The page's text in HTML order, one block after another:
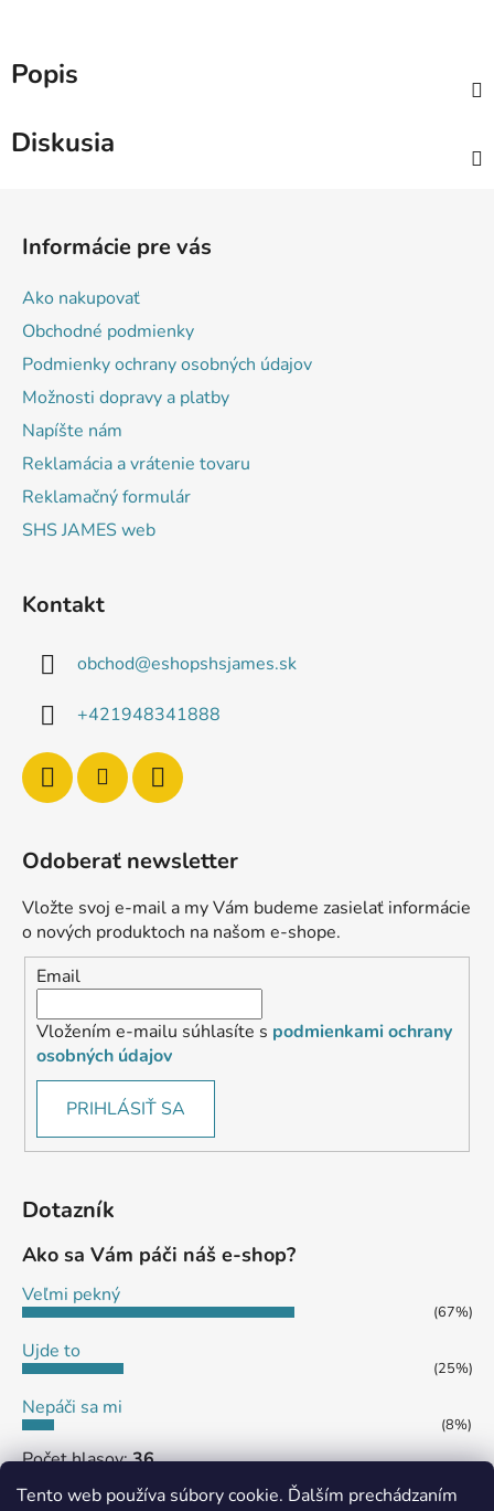
Tento web používa súbory cookie. Ďalším prechádzaním
Popis
Diskusia
Informácie pre vás
Ako nakupovať
Obchodné podmienky
Podmienky ochrany osobných údajov
Možnosti dopravy a platby
Napíšte nám
Reklamácia a vrátenie tovaru
Reklamačný formulár
SHS JAMES web
Kontakt
obchod@eshopshsjames.sk
+421948341888
Odoberať newsletter
Vložte svoj e-mail a my Vám budeme zasielať informácie
o nových produktoch na našom e-shope.
Email
Vložením e-mailu súhlasíte s podmienkami ochrany
osobných údajov
PRIHLÁSIŤ SA
Dotazník
Ako sa Vám páči náš e-shop?
Veľmi pekný
(67%)
Ujde to
(25%)
Nepáči sa mi
(8%)
Počet hlasov:36